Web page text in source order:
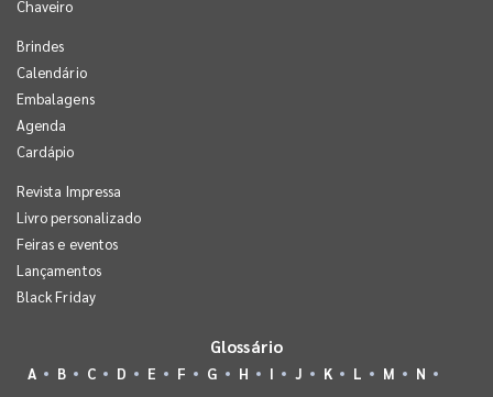
Chaveiro
Brindes
Calendário
Embalagens
Agenda
Cardápio
Revista Impressa
Livro personalizado
Feiras e eventos
Lançamentos
Black Friday
Glossário
A B C D E F G H I J K L M
N